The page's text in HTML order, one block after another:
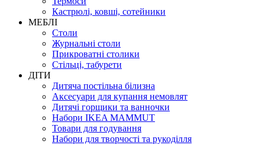
Кастрюлі, ковші, сотейники
МЕБЛІ
Столи
Журнальні столи
Прикроватні столики
Стільці, табурети
ДІТИ
Дитяча постільна білизна
Аксесуари для купання немовлят
Дитячі горщики та ванночки
Набори IKEA MAMMUT
Товари для годування
Набори для творчості та рукоділля